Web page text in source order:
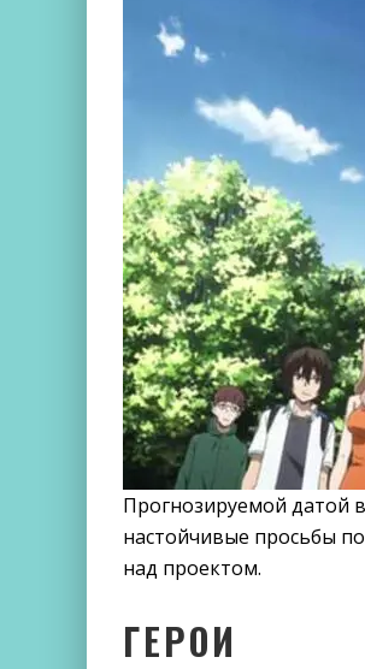
Прогнозируемой датой
настойчивые просьбы
над проектом.
ГЕРОИ